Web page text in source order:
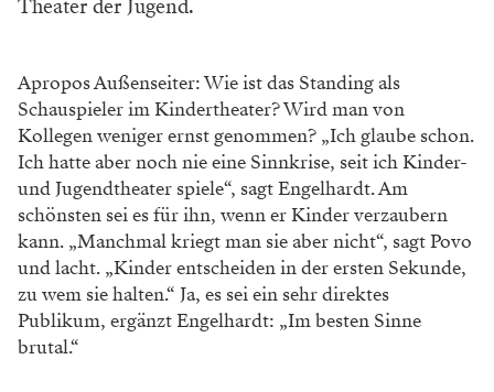
Theater der Jugend.
Apropos Außenseiter: Wie ist das Standing als
Schauspieler im Kindertheater? Wird man von
Kollegen weniger ernst genommen? „Ich glaube schon.
Ich hatte aber noch nie eine Sinnkrise, seit ich Kinder-
und Jugendtheater spiele“, sagt Engelhardt. Am
schönsten sei es für ihn, wenn er Kinder verzaubern
kann. „Manchmal kriegt man sie aber nicht“, sagt Povo
und lacht. „Kinder entscheiden in der ersten Sekunde,
zu wem sie halten.“ Ja, es sei ein sehr direktes
Publikum, ergänzt Engelhardt: „Im besten Sinne
brutal.“